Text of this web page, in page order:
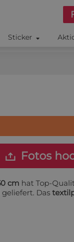
Sticker
Fotos
cm hat Top-
Das